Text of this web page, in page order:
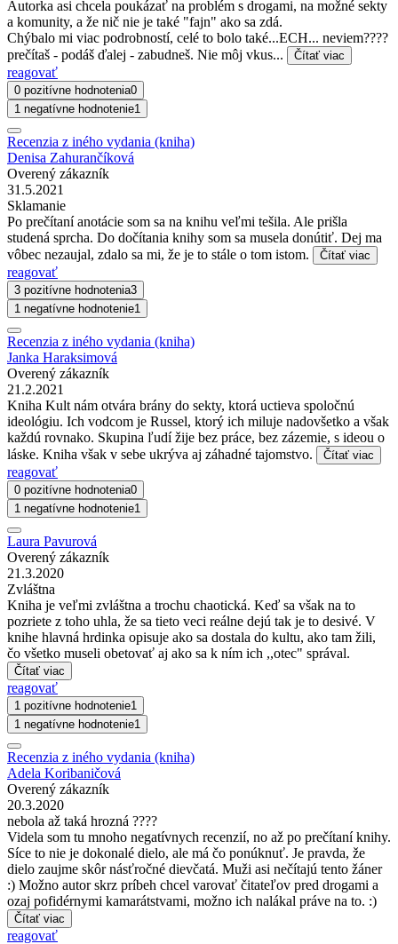
Autorka asi chcela poukázať na problém s drogami, na možné sekty
a komunity, a že nič nie je také "fajn" ako sa zdá.
Chýbalo mi viac podrobností, celé to bolo také...ECH... neviem????
prečítaš - podáš ďalej - zabudneš. Nie môj vkus...
Čítať viac
reagovať
0 pozitívne hodnotenia0
1 negatívne hodnotenie1
Recenzia z iného vydania (kniha)
Denisa Zahurančíková
Overený zákazník
31.5.2021
Sklamanie
Po prečítaní anotácie som sa na knihu veľmi tešila. Ale prišla
studená sprcha. Do dočítania knihy som sa musela donútiť. Dej ma
vôbec nezaujal, zdalo sa mi, že je to stále o tom istom.
Čítať viac
reagovať
3 pozitívne hodnotenia3
1 negatívne hodnotenie1
Recenzia z iného vydania (kniha)
Janka Haraksimová
Overený zákazník
21.2.2021
Kniha Kult nám otvára brány do sekty, ktorá uctieva spoločnú
ideológiu. Ich vodcom je Russel, ktorý ich miluje nadovšetko a však
každú rovnako. Skupina ľudí žije bez práce, bez zázemie, s ideou o
láske. Kniha však v sebe ukrýva aj záhadné tajomstvo.
Čítať viac
reagovať
0 pozitívne hodnotenia0
1 negatívne hodnotenie1
Laura Pavurová
Overený zákazník
21.3.2020
Zvláštna
Kniha je veľmi zvláštna a trochu chaotická. Keď sa však na to
pozriete z toho uhla, že sa tieto veci reálne dejú tak je to desivé. V
knihe hlavná hrdinka opisuje ako sa dostala do kultu, ako tam žili,
čo všetko museli obetovať aj ako sa k ním ich ,,otec" správal.
Čítať viac
reagovať
1 pozitívne hodnotenie1
1 negatívne hodnotenie1
Recenzia z iného vydania (kniha)
Adela Koribaničová
Overený zákazník
20.3.2020
nebola až taká hrozná ????
Videla som tu mnoho negatívnych recenzií, no až po prečítaní knihy.
Síce to nie je dokonalé dielo, ale má čo ponúknuť. Je pravda, že
dielo zaujme skôr násťročné dievčatá. Muži asi nečítajú tento žáner
:) Možno autor skrz príbeh chcel varovať čitateľov pred drogami a
ozaj pofidérnymi kamarátstvami, možno ich nalákal práve na to. :)
Čítať viac
reagovať